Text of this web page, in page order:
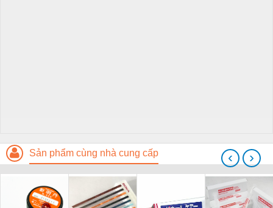
Sản phẩm cùng nhà cung cấp ‹ ›